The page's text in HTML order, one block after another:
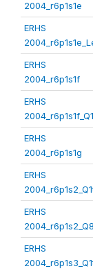
2004_r6p1s1e
ERHS
ERHS
2004_r6p1s1f
ERHS
2004_r6p1s1f_Q1
ERHS
2004_r6p1s1g
ERHS
ERHS
ERHS